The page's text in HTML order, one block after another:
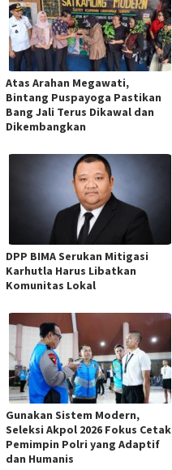
Atas Arahan Megawati,
Bintang Puspayoga Pastikan
Bang Jali Terus Dikawal dan
Dikembangkan
DPP BIMA Serukan Mitigasi
Karhutla Harus Libatkan
Komunitas Lokal
Gunakan Sistem Modern,
Seleksi Akpol 2026 Fokus Cetak
Pemimpin Polri yang Adaptif
dan Humanis